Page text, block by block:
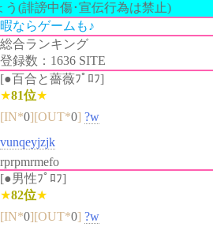
(誹謗中傷･宣伝行為は禁止)
暇ならゲームも♪
総合ランキング
登録数：1636 SITE
[●百合と薔薇ﾌﾟﾛﾌ]
★81位★
[IN*0][OUT*0] ?w
vunqeyjzjk
rprpmrmefo
[●男性ﾌﾟﾛﾌ]
★82位★
[IN*0][OUT*0] ?w